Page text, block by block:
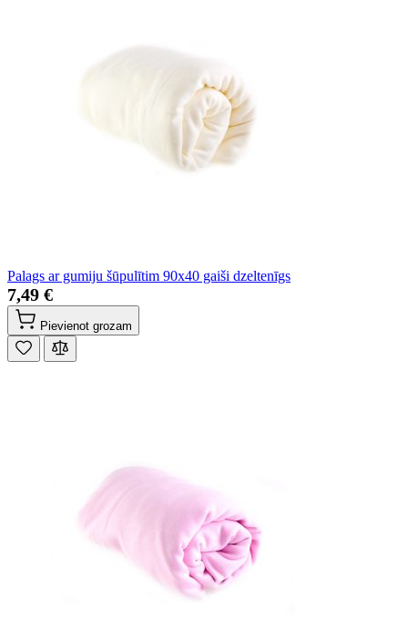
Palags ar gumiju šūpulītim 90x40 gaiši dzeltenīgs
7,49 €
Pievienot grozam